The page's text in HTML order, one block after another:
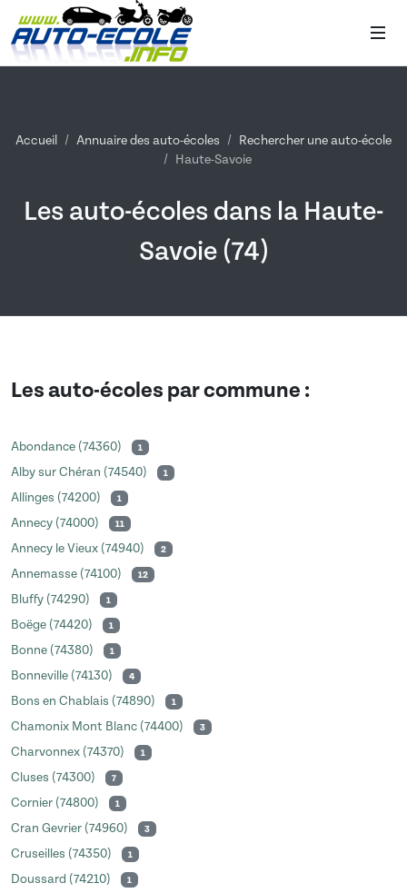
Accueil Annuaire des auto-écoles
Rechercher une auto-école
Haute-Savoie
Les auto-écoles dans la Haute-
Savoie (74)
Les auto-écoles par commune :
Abondance (74360) 1
Alby sur Chéran (74540) 1
Allinges (74200) 1
Annecy (74000) 11
Annecy le Vieux (74940) 2
Annemasse (74100) 12
Bluffy (74290) 1
Boëge (74420) 1
Bonne (74380) 1
Bonneville (74130) 4
Bons en Chablais (74890) 1
Chamonix Mont Blanc (74400) 3
Charvonnex (74370) 1
Cluses (74300) 7
Cornier (74800) 1
Cran Gevrier (74960) 3
Cruseilles (74350) 1
Doussard (74210) 1